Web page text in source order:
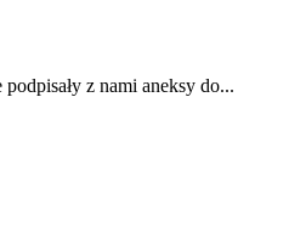
z nami aneksy do...